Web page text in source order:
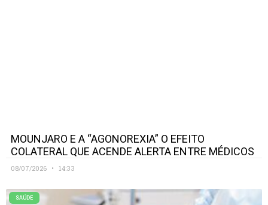
MOUNJARO E A “AGONOREXIA” O EFEITO
COLATERAL QUE ACENDE ALERTA ENTRE MÉDICOS
08/07/2026 14:33
SAÚDE